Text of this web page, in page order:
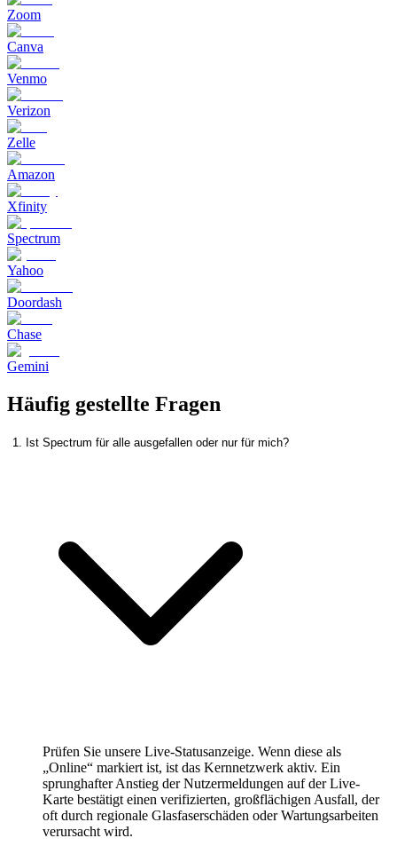
Zoom
Canva
Venmo
Verizon
Zelle
Amazon
Xfinity
Spectrum
Yahoo
Doordash
Chase
Gemini
Häufig gestellte Fragen
1. Ist Spectrum für alle ausgefallen oder nur für mich?
Prüfen Sie unsere Live-Statusanzeige. Wenn diese als
„Online“ markiert ist, ist das Kernnetzwerk aktiv. Ein
sprunghafter Anstieg der Nutzermeldungen auf der Live-
Karte bestätigt einen verifizierten, großflächigen Ausfall, der
oft durch regionale Glasfaserschäden oder Wartungsarbeiten
verursacht wird.